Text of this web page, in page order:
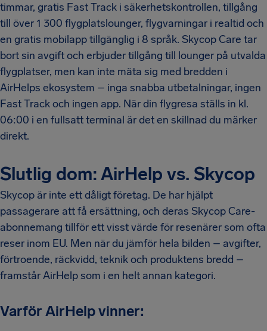
timmar, gratis Fast Track i säkerhetskontrollen, tillgång
till över 1 300 flygplatslounger, flygvarningar i realtid och
en gratis mobilapp tillgänglig i 8 språk. Skycop Care tar
bort sin avgift och erbjuder tillgång till lounger på utvalda
flygplatser, men kan inte mäta sig med bredden i
AirHelps ekosystem – inga snabba utbetalningar, ingen
Fast Track och ingen app. När din flygresa ställs in kl.
06:00 i en fullsatt terminal är det en skillnad du märker
direkt.
Slutlig dom: AirHelp vs. Skycop
Skycop är inte ett dåligt företag. De har hjälpt
passagerare att få ersättning, och deras Skycop Care-
abonnemang tillför ett visst värde för resenärer som ofta
reser inom EU. Men när du jämför hela bilden – avgifter,
förtroende, räckvidd, teknik och produktens bredd –
framstår AirHelp som i en helt annan kategori.
Varför AirHelp vinner: